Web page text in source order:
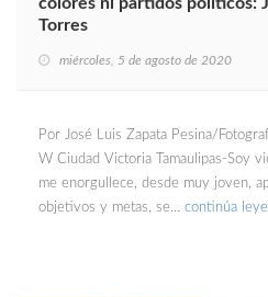
Torres
miércoles, 5 de agosto de 2020
Por José Luis Zapata Pesina/
W Ciudad Victoria Tamaulipas-Soy
me enorgullece, desde muy joven,
objetivos y metas, se… continúa